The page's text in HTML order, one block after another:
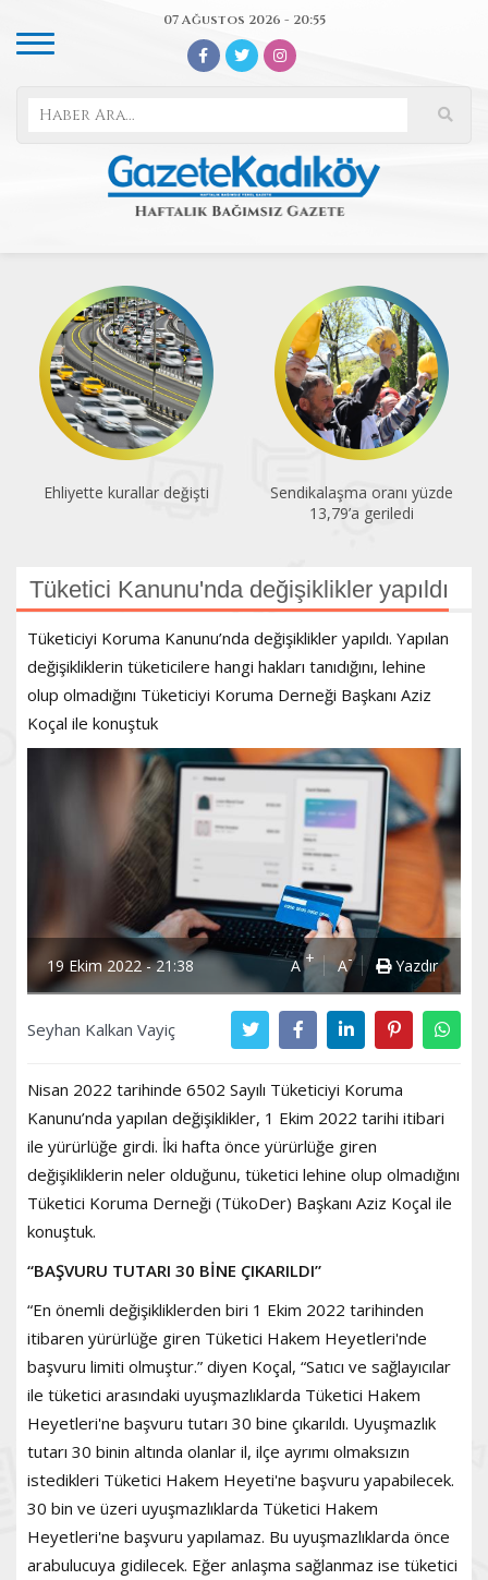
07 Ağustos 2026 - 20:55
Ehliyette kurallar değişti
Sendikalaşma oranı yüzde
13,79’a geriledi
Tüketici Kanunu'nda değişiklikler yapıldı
Tüketiciyi Koruma Kanunu’nda değişiklikler yapıldı. Yapılan
değişikliklerin tüketicilere hangi hakları tanıdığını, lehine
olup olmadığını Tüketiciyi Koruma Derneği Başkanı Aziz
Koçal ile konuştuk
19 Ekim 2022 - 21:38 A+ A- Yazdır
Seyhan Kalkan Vayiç
Nisan 2022 tarihinde 6502 Sayılı Tüketiciyi Koruma
Kanunu’nda yapılan değişiklikler, 1 Ekim 2022 tarihi itibari
ile yürürlüğe girdi. İki hafta önce yürürlüğe giren
değişikliklerin neler olduğunu, tüketici lehine olup olmadığını
Tüketici Koruma Derneği (TükoDer) Başkanı Aziz Koçal ile
konuştuk.
“BAŞVURU TUTARI 30 BİNE ÇIKARILDI”
“En önemli değişikliklerden biri 1 Ekim 2022 tarihinden
itibaren yürürlüğe giren Tüketici Hakem Heyetleri'nde
başvuru limiti olmuştur.” diyen Koçal, “Satıcı ve sağlayıcılar
ile tüketici arasındaki uyuşmazlıklarda Tüketici Hakem
Heyetleri'ne başvuru tutarı 30 bine çıkarıldı. Uyuşmazlık
tutarı 30 binin altında olanlar il, ilçe ayrımı olmaksızın
istedikleri Tüketici Hakem Heyeti'ne başvuru yapabilecek.
30 bin ve üzeri uyuşmazlıklarda Tüketici Hakem
Heyetleri'ne başvuru yapılamaz. Bu uyuşmazlıklarda önce
arabulucuya gidilecek. Eğer anlaşma sağlanmaz ise tüketici